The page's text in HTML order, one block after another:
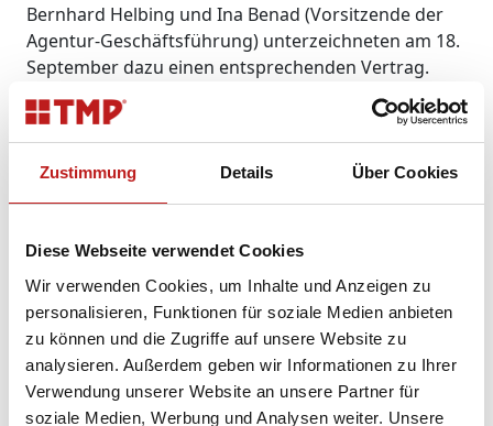
Zustimmung Details Über Cookies
Diese Webseite verwendet Cookies
Wir verwenden Cookies, um Inhalte und Anzeigen zu
personalisieren, Funktionen für soziale Medien anbieten
zu können und die Zugriffe auf unsere Website zu
analysieren. Außerdem geben wir Informationen zu Ihrer
Verwendung unserer Website an unsere Partner für
soziale Medien, Werbung und Analysen weiter. Unsere
Bernhard Helbing und Ina Benad (Vorsitzende der
Agentur-Geschäftsführung) unterzeichneten am 18.
September dazu einen entsprechenden Vertrag.
Beide Kooperationspartner wollen sich in den
kommenden Jahren für eine weitere Verbesserung
der Arbeits-, Aus- und Weiterbildungsmöglichkeiten
dieser Mitarbeiter einsetzen. Dazu soll die
Zusammenarbeit noch weiter intensiviert werden.
bundesweite Aktionswoche zur Fachkräftesicherung
vom 17. – 21. September unter dem Motto
„Menschen in Arbeit – Fachkräfte in den Regionen“.
Die derzeitige Quote von Mitarbeitern mit
Behinderung beträgt bei TMP bereits 4 %. „Wir
haben hier als Unternehmer eine gewisse
Verpflichtung“, sagte Bernhard Helbing. Mit diesem